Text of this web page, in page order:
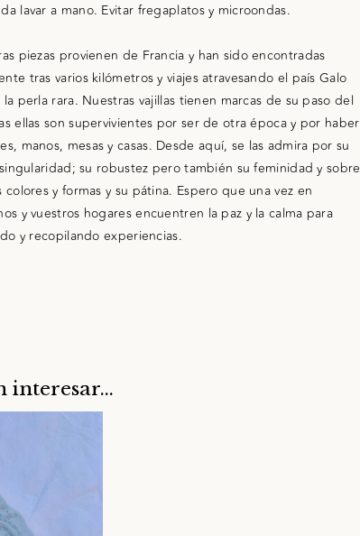
lavar a mano. Evitar fregaplatos y microondas.
piezas provienen de Francia y han sido encontradas
tras varios kilómetros y viajes atravesando el país Galo
perla rara. Nuestras vajillas tienen marcas de su paso del
ellas son supervivientes por ser de otra época y por haber
manos, mesas y casas. Desde aquí, se las admira por su
su robustez pero también su feminidad y sobre
y formas y su pátina. Espero que una vez en
y vuestros hogares encuentren la paz y la calma para
y recopilando experiencias.
interesar...